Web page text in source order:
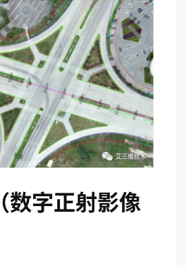
数字正射影像